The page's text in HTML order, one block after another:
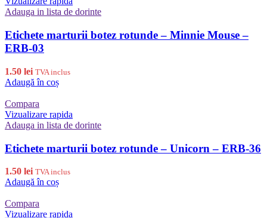
Adauga in lista de dorinte
Etichete marturii botez rotunde – Minnie Mouse –
ERB-03
1.50 lei TVA inclus
Adaugă în coș
Compara
Vizualizare rapida
Adauga in lista de dorinte
Etichete marturii botez rotunde – Unicorn – ERB-36
1.50 lei TVA inclus
Adaugă în coș
Compara
Vizualizare rapida